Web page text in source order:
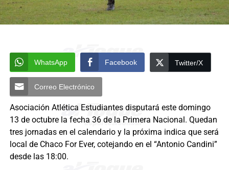
WhatsApp Facebook Twitter/X
Correo Electrónico
Asociación Atlética Estudiantes disputará este domingo
13 de octubre la fecha 36 de la Primera Nacional. Quedan
tres jornadas en el calendario y la próxima indica que será
local de Chaco For Ever, cotejando en el “Antonio Candini”
desde las 18:00.